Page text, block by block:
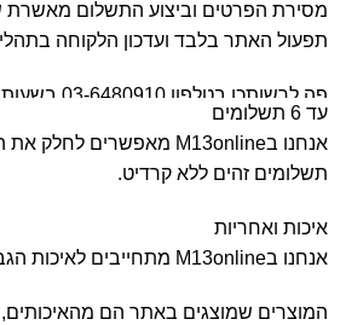
מסירת הפרטים וביצוע התשלום מאשרת
תפעול האתר בלבד ועדכון הלקוחה
פה לרשותכן
09:30-20:00 וביום ו׳ בין השעות 09:00-15:00.
וכן, מעבר לשעות הפעילות בלחצן הWhatsAPP.
עד 6 תשלומים
תשלומים זהים ללא קרדיט.
איכות ואחריות
אנחנו בM13online מתחייבים לאיכות הגבוהה ביותר.
המוצרים שמוצגים באתר הם מהאיכותים,